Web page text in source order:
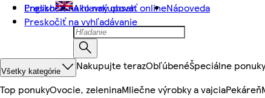
Preskočiť na hlavný obsah
Preskočiť na vyhľadávanie
English Ako nakupovať onlineNápoveda
Všetky kategórie Nakupujte terazObľúbenéŠpeciálne ponuky
Top ponukyOvocie, zeleninaMliečne výrobky a vajciaPekáreň